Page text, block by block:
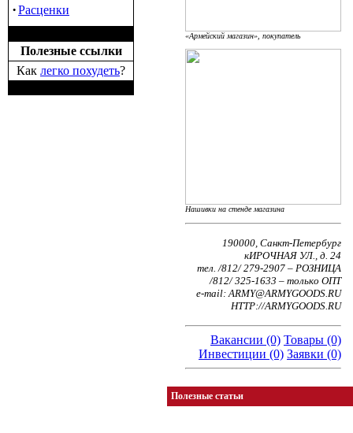
·Расценки
Полезные ссылки
Как легко похудеть?
«Армейский магазин», покупатель
Нашивки на стенде магазина
190000, Санкт-Петербург
кИРОЧНАЯ УЛ., д. 24
тел. /812/ 279-2907 – РОЗНИЦА
/812/ 325-1633 – только ОПТ
e-mаil: ARMY@ARMYGOODS.RU
HTTP://ARMYGOODS.RU
Вакансии (0) Товары (0)
Инвестиции (0) Заявки (0)
Полезные статьи